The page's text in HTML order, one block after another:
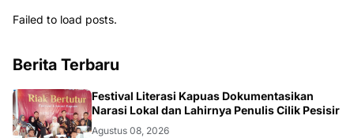
Failed to load posts.
Berita Terbaru
DAERAH
Festival Literasi Kapuas Dokumentasikan
Narasi Lokal dan Lahirnya Penulis Cilik Pesisir
Agustus 08, 2026